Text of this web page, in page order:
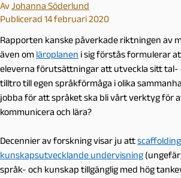
AvJohanna Söderlund
Publicerad 14 februari 2020
Rapporten kanske påverkade riktningen av
även om läroplanen i sig förstås formulerar
eleverna förutsättningar att utveckla sitt tal­-
tilltro till egen språkförmåga i olika
jobba för att språket ska bli vårt verktyg för
kommunicera och lära?
Decennier av forskning visar ju att
kunskapsutvecklande undervisning
språk- och kunskap tillgänglig med hög